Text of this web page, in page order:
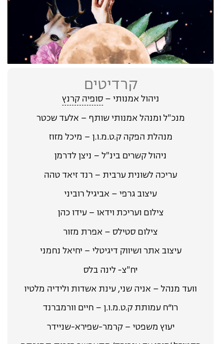
קרדיטים
ניהול אמנותי –סופיה קרנץ
מנכ"ל ומנהל אמנותי שותף – אלעד שכטר
מנהלת הפקה ק.ט.מ.ו.ן – מיכל מזוז
ניהול קשרים בינ"ל – ניצן לדרמן
עריכה לשונית ערבית – רנד זיאד טהה
עיצוב גרפי – אביגיל רוביני
צילום ועריכת וידאו – עידו כהן
צילום סטילס – אפרת מזור
עיצוב אתר ושיווק דיגיטלי – יחיאל נחמני
יח"צ- לינה בלס
וועד מנהל – אניה שני, עינת אשדות ולידיה מלטיו
רו״ח עמותת ק.ט.מ.ו.ן – חיים וורמברנד
יעוץ משפטי – קרמר-שפירא-שניידר